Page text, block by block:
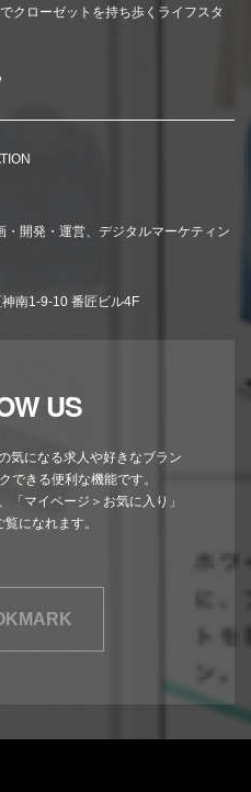
クローゼットを持ち歩くライフスタ
・開発・運営、デジタルマーケティン
南1-9-10 番匠ビル4F
US
気になる求人や好きなブラン
できる便利な機能です。
「マイページ＞お気に入り」
になれます。